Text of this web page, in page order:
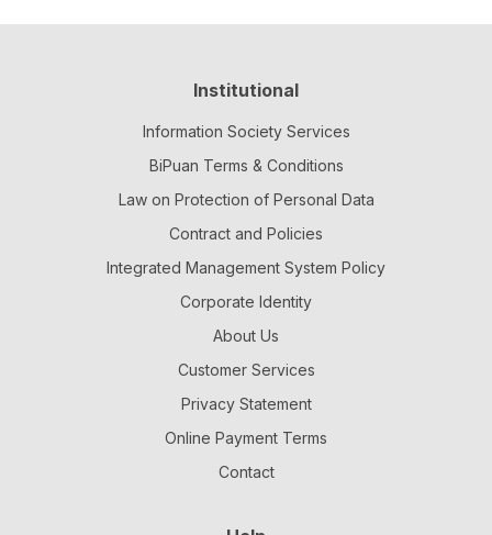
Institutional
Information Society Services
BiPuan Terms & Conditions
Law on Protection of Personal Data
Contract and Policies
Integrated Management System Policy
Corporate Identity
About Us
Customer Services
Privacy Statement
Online Payment Terms
Contact